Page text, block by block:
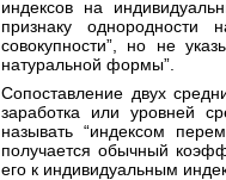
индексов на
признаку однородности
совокупности”, но не
натуральной формы”.
Сопоставление двух
заработка или уровней
называть “индексом
получается обычный
его к индивидуальным